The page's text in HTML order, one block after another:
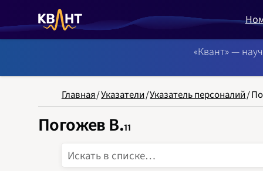
NB:
«Квант» —
Главная/Указатели/Указатель персоналий/
Погожев В.11